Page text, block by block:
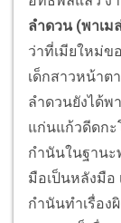
ลำดวน (พาเม
ว่าที่เมียใหม่ข
เด็กสาวหน้าต
ลำดวนยังได้พา
แก่นแก้วดีดกะ
กำนันในฐานะ
มือเป็นหลังมือ
กำนันทำเรื่อง